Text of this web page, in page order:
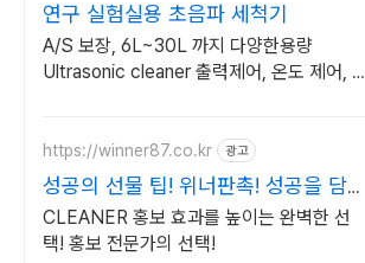
연구 실험실용 초음파 세척기
A/S 보장, 6L~30L 까지 다양한용량
Ultrasonic cleaner 출력제어, 온도 제어, 시
https://winner87.co.kr 광고
성공의 선물 팁! 위너판촉! 성공을 담
다. 판촉의시작!
CLEANER 홍보 효과를 높이는 완벽한 선
택! 홍보 전문가의 선택!